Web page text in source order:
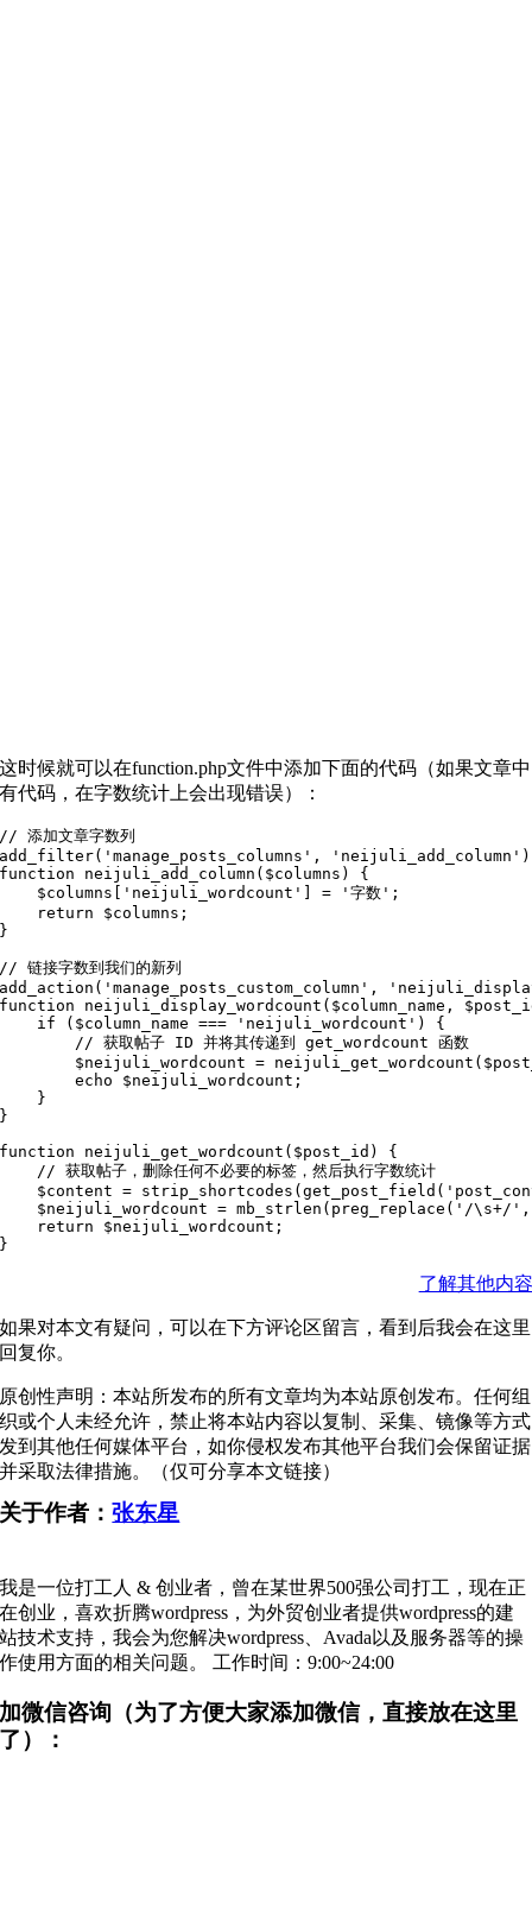
这时候就可以在function.php文件中添加下面的代码（如果文章中
有代码，在字数统计上会出现错误）：
// 添加文章字数列
add_filter('manage_posts_columns',
function neijuli_add_column($columns) {
    $columns['neijuli_wordcount'] = '字数';
    return $columns;
}
// 链接字数到我们的新列
add_action('manage_posts_custom_column',
function neijuli_display_wordcount($column_name,
    if ($column_name === 'neijuli_wordcount') {
        // 获取帖子 ID 并将其传递到 get_wordcount 函数
$neijuli_wordcount =
        echo $neijuli_wordcount;
    }
}
function neijuli_get_wordcount($post_id) {
    // 获取帖子，删除任何不必要的标签，然后执行字数统计
$content =
$neijuli_wordcount = mb_strlen(preg_replace('/\s+/
    return $neijuli_wordcount;
了解其他内容
如果对本文有疑问，可以在下方评论区留言，看到后我会在这里
回复你。
原创性声明：本站所发布的所有文章均为本站原创发布。任何组
织或个人未经允许，禁止将本站内容以复制、采集、镜像等方式
发到其他任何媒体平台，如你侵权发布其他平台我们会保留证据
并采取法律措施。（仅可分享本文链接）
关于作者：张东星
我是一位打工人 & 创业者，曾在某世界500强公司打工，现在正
在创业，喜欢折腾wordpress，为外贸创业者提供wordpress的建
站技术支持，我会为您解决wordpress、Avada以及服务器等的操
作使用方面的相关问题。 工作时间：9:00~24:00
加微信咨询（为了方便大家添加微信，直接放在这里
了）：